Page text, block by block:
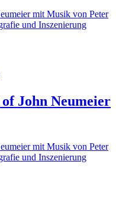
mit Musik von Peter
und Inszenierung
John Neumeier
mit Musik von Peter
und Inszenierung